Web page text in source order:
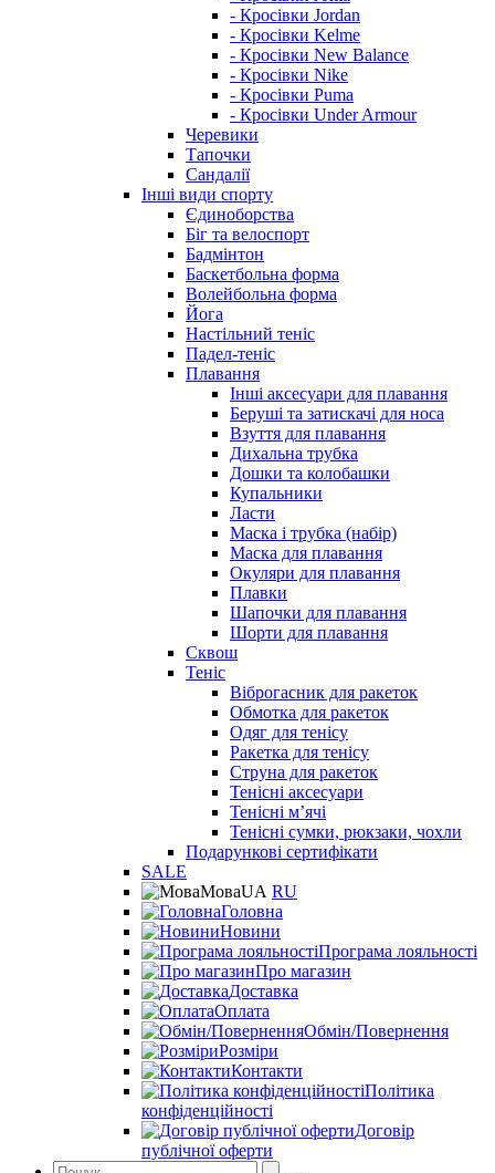
- Кросівки Jordan
- Кросівки Kelme
- Кросівки New Balance
- Кросівки Nike
- Кросівки Puma
- Кросівки Under Armour
Черевики
Тапочки
Сандалії
Інші види спорту
Єдиноборства
Біг та велоспорт
Бадмінтон
Баскетбольна форма
Волейбольна форма
Йога
Настільний теніс
Падел-теніс
Плавання
Інші аксесуари для плавання
Беруші та затискачі для носа
Взуття для плавання
Дихальна трубка
Дошки та колобашки
Купальники
Ласти
Маска і трубка (набір)
Маска для плавання
Окуляри для плавання
Плавки
Шапочки для плавання
Шорти для плавання
Сквош
Теніс
Віброгасник для ракеток
Обмотка для ракеток
Одяг для тенісу
Ракетка для тенісу
Струна для ракеток
Тенісні аксесуари
Тенісні мʼячі
Тенісні сумки, рюкзаки, чохли
Подарункові сертифікати
SALE
МоваUA RU
Головна
Новини
Програма лояльності
Про магазин
Доставка
Оплата
Обмін/Повернення
Розміри
Контакти
Політика
конфіденційності
Договір
публічної оферти